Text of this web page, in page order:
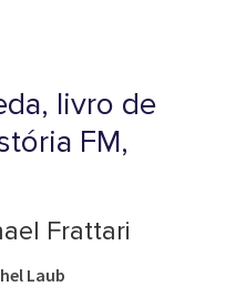
livro de
FM,
Frattari
Laub